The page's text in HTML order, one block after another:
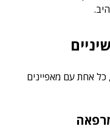
כל אחת עם מאפיינים